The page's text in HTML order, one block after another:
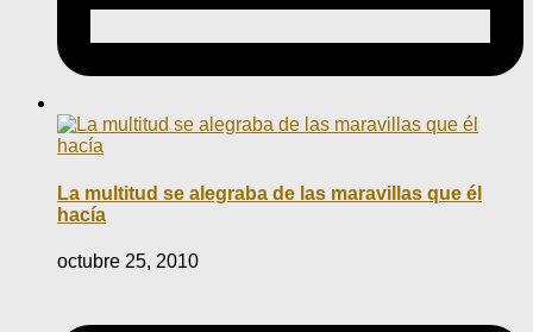
La multitud se alegraba de las maravillas que él
hacía
octubre 25, 2010